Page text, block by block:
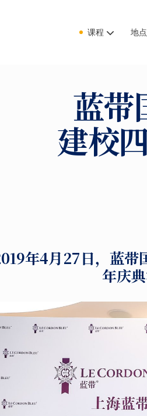
课程 地点
蓝带
建校
年4月27日，蓝
年庆